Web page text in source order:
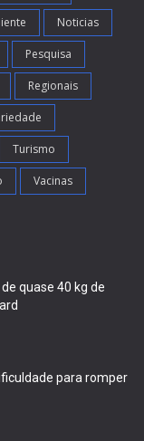
Noticias
Pesquisa
Regionais
Turismo
Vacinas
quase 40 kg de
para romper